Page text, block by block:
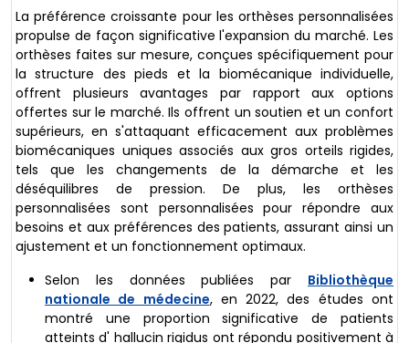
La préférence croissante pour les orthèses personnalisées
propulse de façon significative l'expansion du marché. Les
orthèses faites sur mesure, conçues spécifiquement pour
la structure des pieds et la biomécanique individuelle,
offrent plusieurs avantages par rapport aux options
offertes sur le marché. Ils offrent un soutien et un confort
supérieurs, en s'attaquant efficacement aux problèmes
biomécaniques uniques associés aux gros orteils rigides,
tels que les changements de la démarche et les
déséquilibres de pression. De plus, les orthèses
personnalisées sont personnalisées pour répondre aux
besoins et aux préférences des patients, assurant ainsi un
ajustement et un fonctionnement optimaux.
Selon les données publiées par Bibliothèque
nationale de médecine, en 2022, des études ont
montré une proportion significative de patients
atteints d' hallucin rigidus ont répondu positivement à